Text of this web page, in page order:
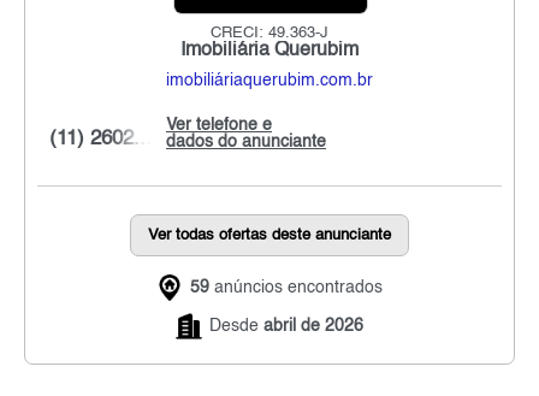
CRECI: 49.363-J
Imobiliária Querubim
imobiliáriaquerubim.com.br
Ver telefone e
dados do anunciante
(11) 2602...
Ver todas ofertas deste anunciante
59 anúncios encontrados
Desde abril de 2026